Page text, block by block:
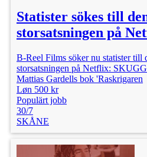
Statister sökes till
storsatsningen på
B-Reel Films söker nu statister till
storsatsningen på Netflix:
Mattias Gardells bok 'Raskrigaren
Løn 500 kr
Populärt jobb
30/7
SKÅNE